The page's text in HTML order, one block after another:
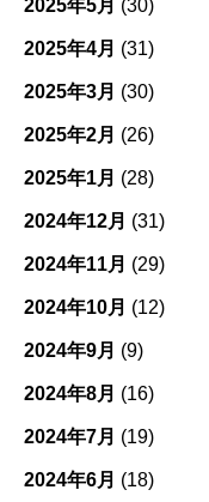
2025年5月 (30)
2025年4月 (31)
2025年3月 (30)
2025年2月 (26)
2025年1月 (28)
2024年12月 (31)
2024年11月 (29)
2024年10月 (12)
2024年9月 (9)
2024年8月 (16)
2024年7月 (19)
2024年6月 (18)